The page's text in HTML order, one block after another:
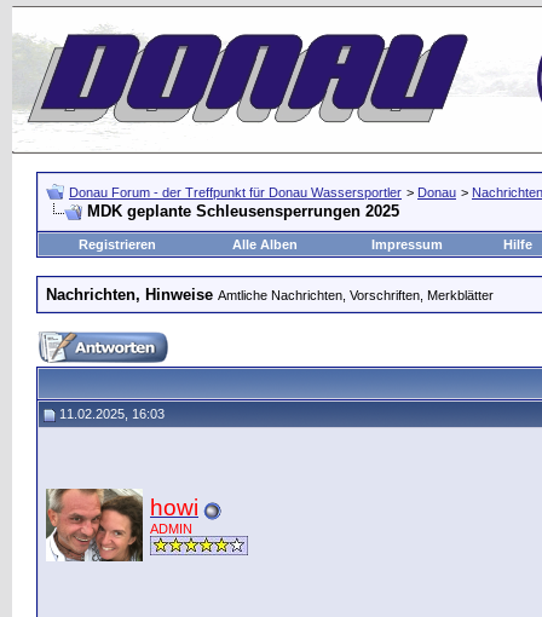
Donau Forum - der Treffpunkt für Donau Wassersportler > Donau >
MDK geplante Schleusensperrungen 2025
Registrieren Alle Alben Impressum Hilfe
Nachrichten, Hinweise Amtliche Nachrichten, Vorschriften, Merkblätter
11.02.2025, 16:03
howi
ADMIN